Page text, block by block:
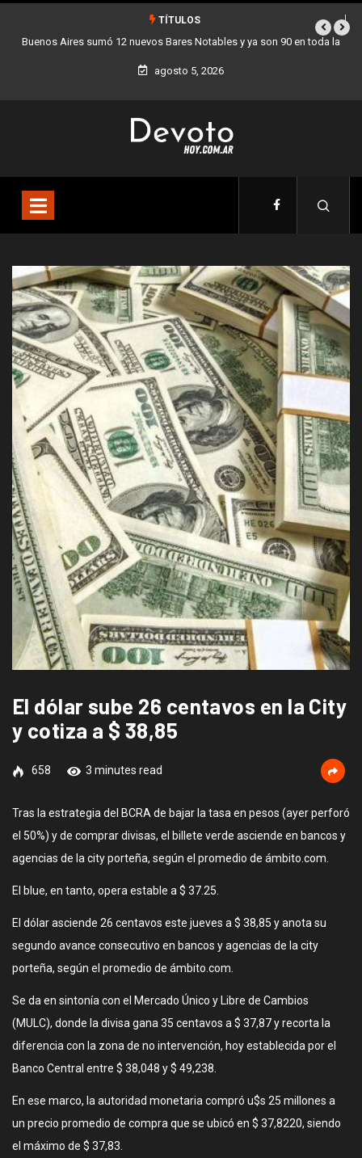
TÍTULOS
toda la Los stands móviles de la Ciudad llegan esta semana a Villa
agosto 5, 2026
El dólar sube 26 centavos en la City
y cotiza a $ 38,85
658 3 minutes read
Tras la estrategia del BCRA de bajar la tasa en pesos (ayer perforó
el 50%) y de comprar divisas, el billete verde asciende en bancos y
agencias de la city porteña, según el promedio de ámbito.com.
El blue, en tanto, opera estable a $ 37.25.
El dólar asciende 26 centavos este jueves a $ 38,85 y anota su
segundo avance consecutivo en bancos y agencias de la city
porteña, según el promedio de ámbito.com.
Se da en sintonía con el Mercado Único y Libre de Cambios
(MULC), donde la divisa gana 35 centavos a $ 37,87 y recorta la
diferencia con la zona de no intervención, hoy establecida por el
Banco Central entre $ 38,048 y $ 49,238.
En ese marco, la autoridad monetaria compró u$s 25 millones a
un precio promedio de compra que se ubicó en $ 37,8220, siendo
el máximo de $ 37,83.